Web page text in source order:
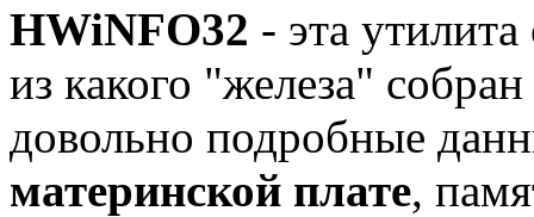
HWiNFO32 - эта
из какого "железа"
довольно подробные
материнской плате,